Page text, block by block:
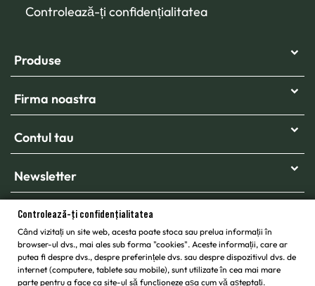
Controlează-ți confidențialitatea
Produse
Firma noastra
Contul tau
Newsletter
Controlează-ți confidențialitatea
Când vizitați un site web, acesta poate stoca sau prelua informații în
browser-ul dvs., mai ales sub forma "cookies". Aceste informații, care ar
putea fi despre dvs., despre preferințele dvs. sau despre dispozitivul dvs. de
internet (computere, tablete sau mobile), sunt utilizate în cea mai mare
parte pentru a face ca site-ul să funcționeze așa cum vă așteptați.